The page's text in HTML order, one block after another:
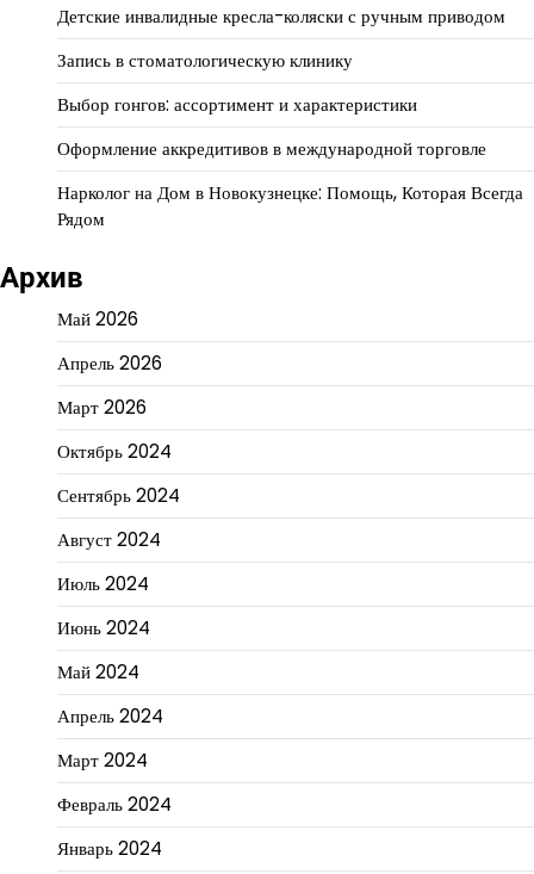
Детские инвалидные кресла-коляски с ручным приводом
Запись в стоматологическую клинику
Выбор гонгов: ассортимент и характеристики
Оформление аккредитивов в международной торговле
Нарколог на Дом в Новокузнецке: Помощь, Которая Всегда
Рядом
Архив
Май 2026
Апрель 2026
Март 2026
Октябрь 2024
Сентябрь 2024
Август 2024
Июль 2024
Июнь 2024
Май 2024
Апрель 2024
Март 2024
Февраль 2024
Январь 2024